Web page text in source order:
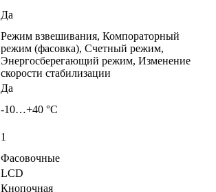
Да
Режим взвешивания, Компораторный
режим (фасовка), Счетный режим,
Энергосберегающий режим, Изменение
скорости стабилизации
Да
-10…+40 °С
1
Фасовочные
LCD
Кнопочная